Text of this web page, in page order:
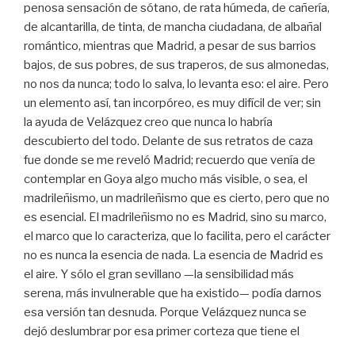
penosa sensación de sótano, de rata húmeda, de cañería,
de alcantarilla, de tinta, de mancha ciudadana, de albañal
romántico, mientras que Madrid, a pesar de sus barrios
bajos, de sus pobres, de sus traperos, de sus almonedas,
no nos da nunca; todo lo salva, lo levanta eso: el aire. Pero
un elemento así, tan incorpóreo, es muy difícil de ver; sin
la ayuda de Velázquez creo que nunca lo habría
descubierto del todo. Delante de sus retratos de caza
fue donde se me reveló Madrid; recuerdo que venía de
contemplar en Goya algo mucho más visible, o sea, el
madrileñismo, un madrileñismo que es cierto, pero que no
es esencial. El madrileñismo no es Madrid, sino su marco,
el marco que lo caracteriza, que lo facilita, pero el carácter
no es nunca la esencia de nada. La esencia de Madrid es
el aire. Y sólo el gran sevillano —la sensibilidad más
serena, más invulnerable que ha existido— podía darnos
esa versión tan desnuda. Porque Velázquez nunca se
dejó deslumbrar por esa primer corteza que tiene el